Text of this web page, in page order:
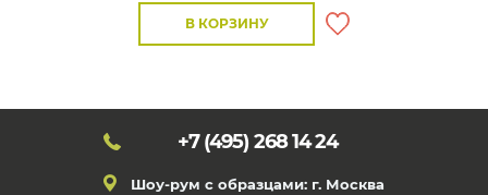
В КОРЗИНУ
+7 (495) 268 14 24
Шоу-рум с образцами: г. Москва